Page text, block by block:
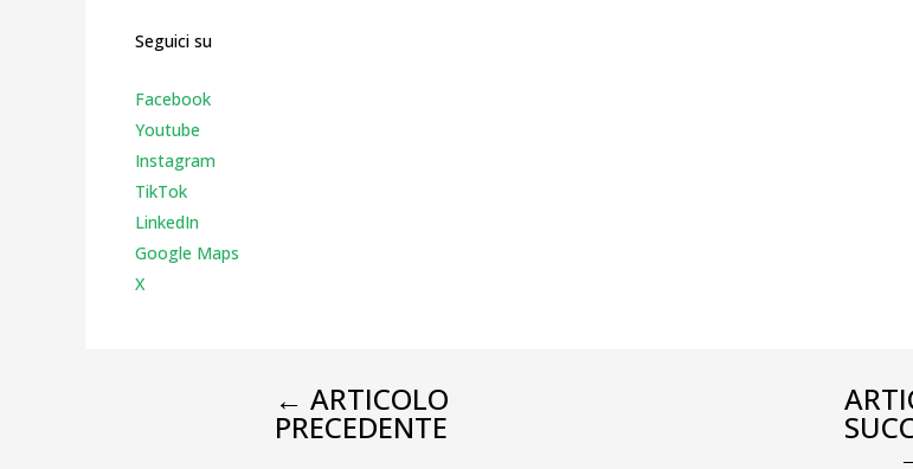
Seguici su
Facebook
Youtube
Instagram
TikTok
LinkedIn
Google Maps
X
← ARTICOLO
PRECEDENTE